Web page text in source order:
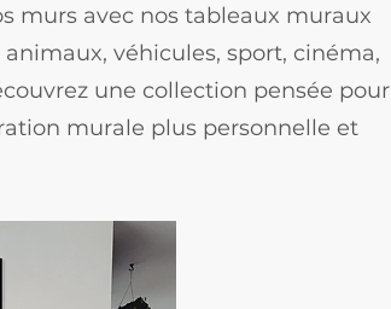
murs avec nos tableaux muraux
véhicules, sport, cinéma,
une collection pensée pour
murale plus personnelle et